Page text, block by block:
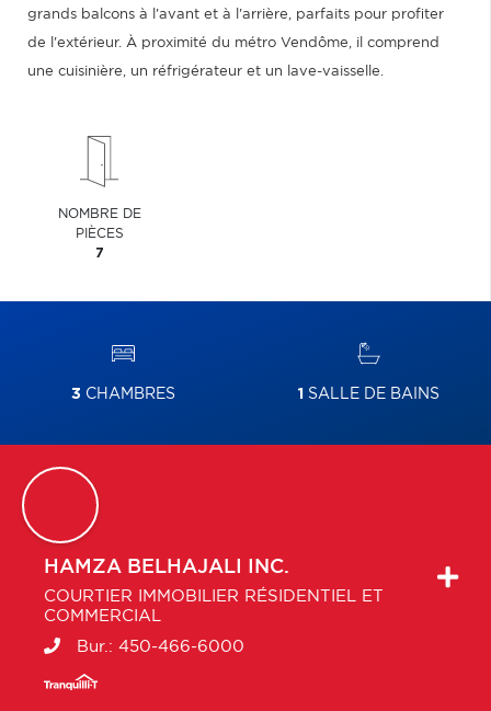
grands balcons à l'avant et à l'arrière, parfaits pour profiter
de l'extérieur. À proximité du métro Vendôme, il comprend
une cuisinière, un réfrigérateur et un lave-vaisselle.
NOMBRE DE
PIÈCES
7
3 CHAMBRES 1 SALLE DE BAINS
HAMZA BELHAJALI INC.
COURTIER IMMOBILIER RÉSIDENTIEL ET
COMMERCIAL
Bur.: 450-466-6000